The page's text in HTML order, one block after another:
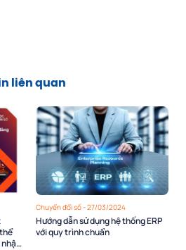
liên quan
Chuyển đổi số - 27/03/2024
Hướng dẫn sử dụng hệ thống ERP
với quy trình chuẩn